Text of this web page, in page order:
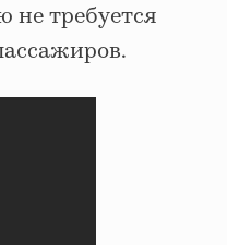
не требуется